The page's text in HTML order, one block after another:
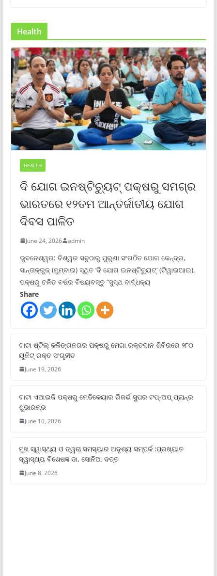
Health
HEALTH
ଦି ଯୋଗ ଇନଷ୍ଟିଚ୍ୟୁଟ୍ ପକ୍ଷରୁ ସମଗ୍ର
ଭାରତରେ ୧୨ତମ ଆନ୍ତର୍ଜାତୀୟ ଯୋଗ
ଦିବସ ପାଳିତ
June 24, 2026 admin
ଭୁବନେଶ୍ୱର: ବିଶ୍ୱର ସବୁଠାରୁ ପୁରୁଣା ସଂଗଠିତ ଯୋଗ କେନ୍ଦ୍ର,
ସାନ୍ତାକ୍ରୁଜ୍ (ମୁମ୍ବାଇ) ସ୍ଥିତ ‘ଦି ଯୋଗ ଇନଷ୍ଟିଚ୍ୟୁଟ୍‌’ (ଟିୱାଇଆଇ),
ପକ୍ଷରୁ ଚଳିତ ବର୍ଷର ବିଷୟବସ୍ତୁ “ସୁସ୍ଥ ବାର୍ଦ୍ଧକ୍ୟ
Share
ଟାଟା ଷ୍ଟିଲ୍‌ କଳିଙ୍ଗନଗର ପକ୍ଷରୁ ମେଗା ରକ୍ତଦାନ ଶିବିରରେ ୨୮୦
ୟୁନିଟ୍‌ ରକ୍ତ ସଂଗୃହୀତ
June 19, 2026
ଟାଟା ଏଆଇଜି ପକ୍ଷରୁ ମେଡିକେୟାର ରିଜର୍ଭ ସୁପର ଟପ୍‌-ଅପ୍ ପ୍ଲାନ୍‌ର
ଶୁଭାରମ୍ଭ
June 10, 2026
ମୁଖ ସ୍ୱାସ୍ଥ୍ୟ ଓ ତ୍ୱଚା ସମସ୍ୟାର ଅଦୃଶ୍ୟ ସମ୍ପର୍କ :ପ୍ରଖ୍ୟାତ
ସ୍ୱାସ୍ଥ୍ୟ ବିଶେଷଜ୍ଞ ଡା. ସୋନିଆ ଦତ୍ତ
June 8, 2026